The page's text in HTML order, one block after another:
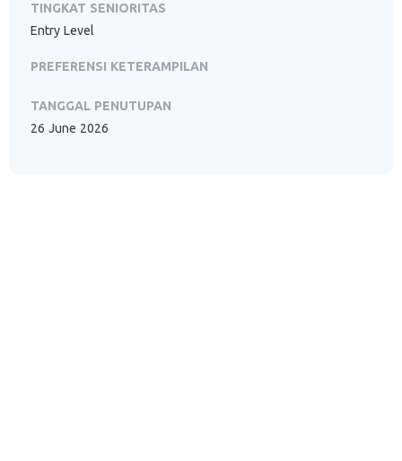
TINGKAT SENIORITAS
Entry Level
PREFERENSI KETERAMPILAN
TANGGAL PENUTUPAN
26 June 2026